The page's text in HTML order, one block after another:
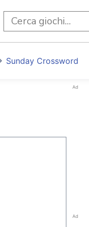
Sunday Crossword
Ad
Ad